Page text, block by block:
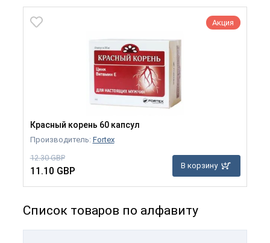
Акция
Красный корень 60 капсул
Производитель: Fortex
12.30 GBP
11.10 GBP В корзину
Список товаров по алфавиту